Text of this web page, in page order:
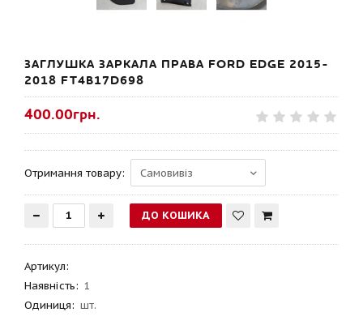
ЗАГЛУШКА ЗАРКАЛА ПРАВА FORD EDGE 2015-
2018 FT4B17D698
400.00грн.
Отримання товару:
Артикул:
Наявність: 1
Одиниця: шт.